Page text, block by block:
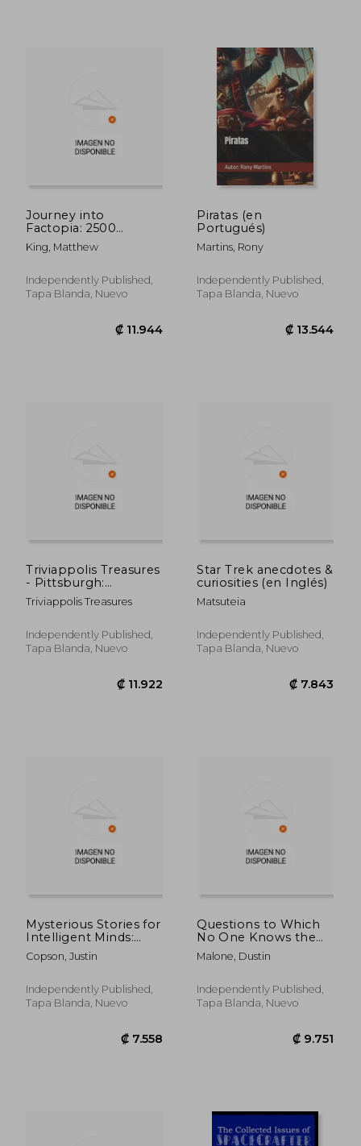
Journey into
Factopia: 2500
Random Revelations
About Our World:
King, Matthew
Independently Published,
Tapa Blanda, Nuevo
Piratas (en
Portugués)
Martins, Rony
Independently Published,
Tapa Blanda, Nuevo
Triviappolis Treasures
- Pittsburgh:
Pittsburgh Trivia (en
Inglés)
Triviappolis Treasures
Independently Published,
Tapa Blanda, Nuevo
Star Trek anecdotes &
curiosities (en Inglés)
Matsuteia
Independently Published,
Tapa Blanda, Nuevo
Mysterious Stories for
Intelligent Minds:
Interesting Facts
about Science,
That Will Challenge
Your Knowledge +
Copson, Justin
Independently Published,
Tapa Blanda, Nuevo
Questions to Which
No One Knows the
Answers (en Inglés)
Malone, Dustin
Independently Published,
Tapa Blanda, Nuevo